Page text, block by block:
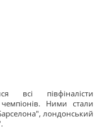
всі півфіналісти
чемпіонів. Ними стали
лондонський